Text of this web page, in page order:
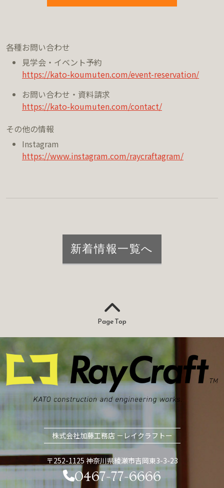
各種お問い合わせ
見学会・イベント予約
https://kato-koumuten.com/event-reservation/
お問い合わせ・資料請求
https://kato-koumuten.com/contact/
その他の情報
Instagram
https://www.instagram.com/raycraftagram/
新着情報一覧へ
Page Top
株式会社加藤工務店 －レイクラフトー
〒252-1125 神奈川県綾瀬市吉岡東3-3-23
0467-77-6666